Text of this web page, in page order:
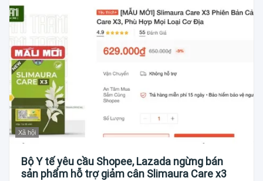
Xã hội
Bộ Y tế yêu cầu Shopee, Lazada ngừng bán
sản phẩm hỗ trợ giảm cân Slimaura Care x3